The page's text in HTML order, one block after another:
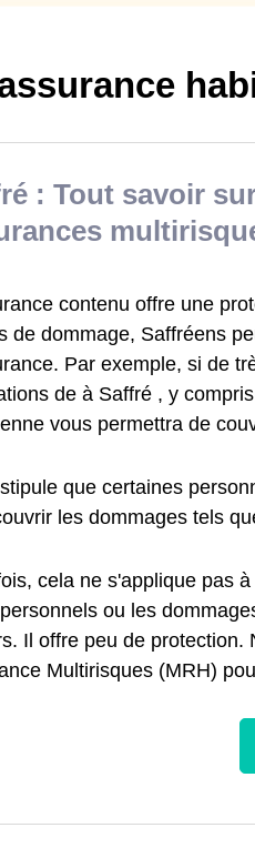
: Tout savoir
contenu offre une
de dommage, Saffréens
Par exemple, si de
de à Saffré , y
vous permettra de
que certaines
les dommages tels
cela ne s'applique pas
ou les
Il offre peu de
Multirisques (MRH)